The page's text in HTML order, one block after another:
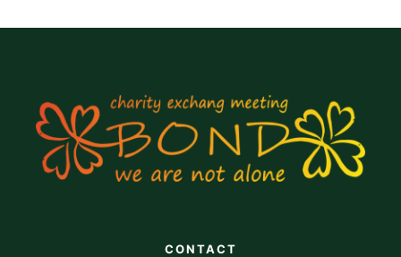
CONTACT